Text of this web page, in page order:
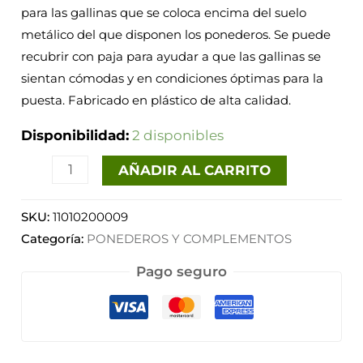
para las gallinas que se coloca encima del suelo
metálico del que disponen los ponederos. Se puede
recubrir con paja para ayudar a que las gallinas se
sientan cómodas y en condiciones óptimas para la
puesta. Fabricado en plástico de alta calidad.
Disponibilidad: 2 disponibles
AÑADIR AL CARRITO
SKU:11010200009
Categoría: PONEDEROS Y COMPLEMENTOS
Pago seguro